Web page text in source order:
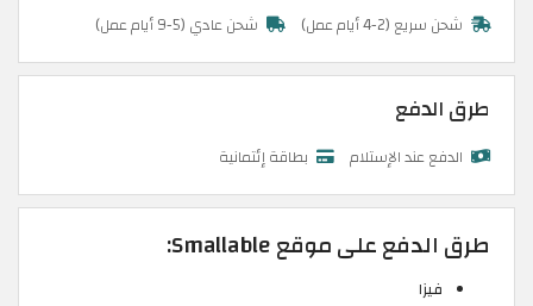
شحن سريع (2-4 أيام عمل) شحن عادي (5-9 أيام عمل)
طرق الدفع
الدفع عند الإستلام بطاقة إئتمانية
طرق الدفع على موقع Smallable:
فيزا